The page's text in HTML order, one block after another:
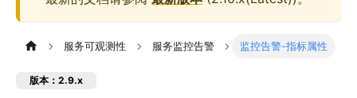
服务可观测性 服务监控告警 监控告警-指标属性
版本：2.9.x